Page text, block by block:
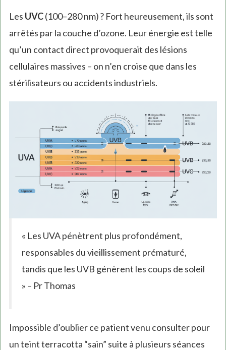
Les UVC(100–280 nm) ? Fort heureusement, ils sont
arrêtés par la couche d’ozone. Leur énergie est telle
qu’un contact direct provoquerait des lésions
cellulaires massives – on n’en croise que dans les
stérilisateurs ou accidents industriels.
« Les UVA pénètrent plus profondément,
responsables du vieillissement prématuré,
tandis que les UVB génèrent les coups de soleil
» – Pr Thomas
Impossible d’oublier ce patient venu consulter pour
un teint terracotta “sain” suite à plusieurs séances